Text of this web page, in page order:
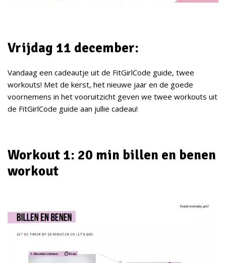
Vrijdag 11 december:
Vandaag een cadeautje uit de FitGirlCode guide, twee
workouts! Met de kerst, het nieuwe jaar en de goede
voornemens in het vooruitzicht geven we twee workouts uit
de FitGirlCode guide aan jullie cadeau!
Workout 1: 20 min billen en benen
workout